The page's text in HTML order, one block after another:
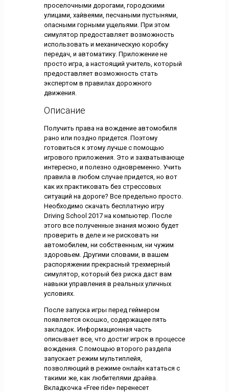
проселочными дорогами, городскими
улицами, хайвеями, песчаными пустынями,
опасными горными ущельями. При этом
симулятор предоставляет возможность
использовать и механическую коробку
передач, и автоматику. Приложение не
просто игра, а настоящий учитель, который
предоставляет возможность стать
экспертом в правилах дорожного
движения.
Описание
Получить права на вождение автомобиля
рано или поздно придется. Поэтому
готовиться к этому лучше с помощью
игрового приложения. Это и захватывающе
интересно, и полезно одновременно. Учить
правила в любом случае придется, но вот
как их практиковать без стрессовых
ситуаций на дороге? Все предельно просто.
Необходимо скачать бесплатную игру
Driving School 2017 на компьютер. После
этого все полученные знания можно будет
проверить в деле и не рисковать ни
автомобилем, ни собственным, ни чужим
здоровьем. Другими словами, в вашем
распоряжении прекрасный трехмерный
симулятор, который без риска даст вам
навыки управления в реальных уличных
условиях.
После запуска игры перед геймером
появляется окошко, содержащее пять
закладок. Информационная часть
описывает все, что достиг игрок в процессе
вождения. С помощью второго раздела
запускает режим мультиплейя,
позволяющий в режиме онлайн кататься с
такими же, как любителями драйва.
Вкладкочка «Free ride» перенесет